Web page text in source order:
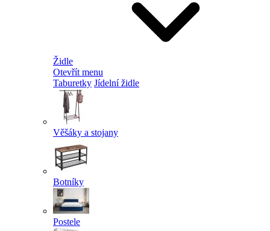
Židle
Otevřít menu
Taburetky Jídelní židle
Věšáky a stojany
Botníky
Postele